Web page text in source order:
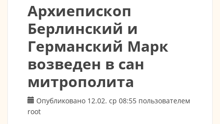
Архиепископ
Берлинский и
Германский Марк
возведен в сан
митрополита
Опубликовано 12.02. ср 08:55 пользователем
root